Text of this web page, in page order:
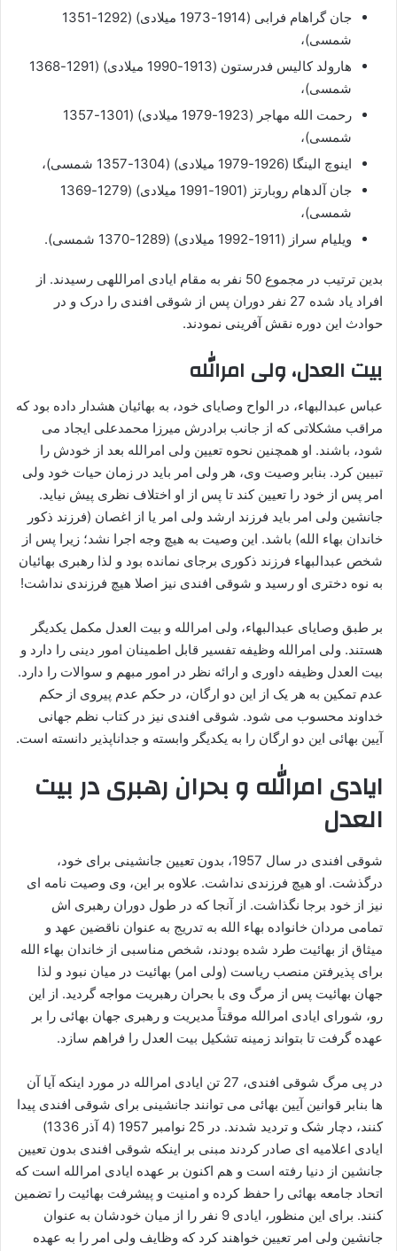
جان گراهام فرابی (1914-1973 میلادی) (1292-1351
شمسی)،
هارولد کالیس فدرستون (1913-1990 میلادی) (1291-1368
شمسی)،
رحمت الله مهاجر (1923-1979 میلادی) (1301-1357
شمسی)،
اینوچ الینگا (1926-1979 میلادی) (1304-1357 شمسی)،
جان آلدهام روبارتز (1901-1991 میلادی) (1279-1369
شمسی)،
ویلیام سراز (1911-1992 میلادی) (1289-1370 شمسی).
بدین ترتیب در مجموع 50 نفر به مقام ایادی امراللهی رسیدند. از
افراد یاد شده 27 نفر دوران پس از شوقی افندی را درک و در
حوادث این دوره نقش آفرینی نمودند.
بیت العدل،ولی امرالله
عباس عبدالبهاء، در الواح وصایای خود، به بهائیان هشدار داده بود که
مراقب مشکلاتی که از جانب برادرش میرزا محمدعلی ایجاد می
شود، باشند. او همچنین نحوه تعیین ولی امرالله بعد از خودش را
تبیین کرد. بنابر وصیت وی، هر ولی امر باید در زمان حیات خود ولی
امر پس از خود را تعیین کند تا پس از او اختلاف نظری پیش نیاید.
جانشین ولی امر باید فرزند ارشد ولی امر یا از اغصان (فرزند ذکور
خاندان بهاء الله) باشد. این وصیت به هیچ وجه اجرا نشد؛ زیرا پس از
شخص عبدالبهاء فرزند ذکوری برجای نمانده بود و لذا رهبری بهائیان
به نوه دختری او رسید و شوقی افندی نیز اصلا هیچ فرزندی نداشت!
بر طبق وصایای عبدالبهاء، ولی امرالله و بیت العدل مکمل یکدیگر
هستند. ولی امرالله وظیفه تفسیر قابل اطمینان امور دینی را دارد و
بیت العدل وظیفه داوری و ارائه نظر در امور مبهم و سوالات را دارد.
عدم تمکین به هر یک از این دو ارگان، در حکم عدم پیروی از حکم
خداوند محسوب می شود. شوقی افندی نیز در کتاب نظم جهانی
آیین بهائی این دو ارگان را به یکدیگر وابسته و جداناپذیر دانسته است.
ایادی امرالله و بحران رهبری در بیت
العدل
شوقی افندی در سال 1957، بدون تعیین جانشینی برای خود،
درگذشت. او هیچ فرزندی نداشت. علاوه بر این، وی وصیت نامه ای
نیز از خود برجا نگذاشت. از آنجا که در طول دوران رهبری اش
تمامی مردان خانواده بهاء الله به تدریج به عنوان ناقضین عهد و
میثاق از بهائیت طرد شده بودند، شخص مناسبی از خاندان بهاء الله
برای پذیرفتن منصب ریاست (ولی امر) بهائیت در میان نبود و لذا
جهان بهائیت پس از مرگ وی با بحران رهبریت مواجه گردید. از این
رو، شورای ایادی امرالله موقتاً مدیریت و رهبری جهان بهائی را بر
عهده گرفت تا بتواند زمینه تشکیل بیت العدل را فراهم سازد.
در پی مرگ شوقی افندی، 27 تن ایادی امرالله در مورد اینکه آیا آن
ها بنابر قوانین آیین بهائی می توانند جانشینی برای شوقی افندی پیدا
کنند، دچار شک و تردید شدند. در 25 نوامبر 1957 (4 آذر 1336)
ایادی اعلامیه ای صادر کردند مبنی بر اینکه شوقی افندی بدون تعیین
جانشین از دنیا رفته است و هم اکنون بر عهده ایادی امرالله است که
اتحاد جامعه بهائی را حفظ کرده و امنیت و پیشرفت بهائیت را تضمین
کنند. برای این منظور، ایادی 9 نفر را از میان خودشان به عنوان
جانشین ولی امر تعیین خواهند کرد که وظایف ولی امر را به عهده